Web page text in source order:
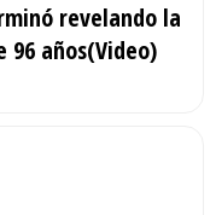
revelando la
96 años(Video)